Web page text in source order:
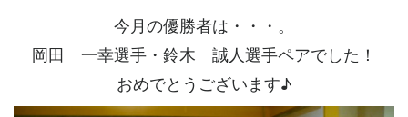
今月の優勝者は・・・。
岡田 一幸選手・鈴木 誠人選手ペアでした！
おめでとうございます♪